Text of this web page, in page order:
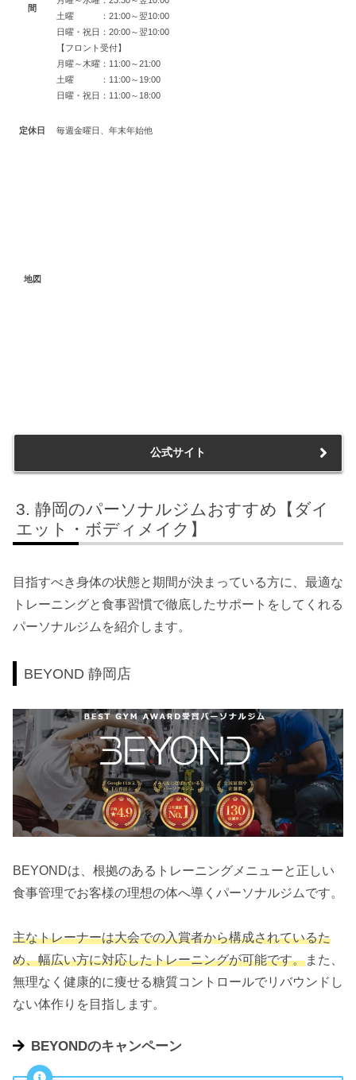
間
土曜 ：21:00～翌10:00
日曜・祝日：20:00～翌10:00
【フロント受付】
月曜～木曜：11:00～21:00
土曜 ：11:00～19:00
日曜・祝日：11:00～18:00
定休日 毎週金曜日、年末年始他
地図
公式サイト
静岡のパーソナルジムおすすめ【ダイ
エット・ボディメイク】
目指すべき身体の状態と期間が決まっている方に、最適な
トレーニングと食事習慣で徹底したサポートをしてくれる
パーソナルジムを紹介します。
BEYOND 静岡店
BEYONDは、根拠のあるトレーニングメニューと正しい
食事管理でお客様の理想の体へ導くパーソナルジムです。
主なトレーナーは大会での入賞者から構成されているた
め、幅広い方に対応したトレーニングが可能です。また、
無理なく健康的に痩せる糖質コントロールでリバウンドし
ない体作りを目指します。
BEYONDのキャンペーン